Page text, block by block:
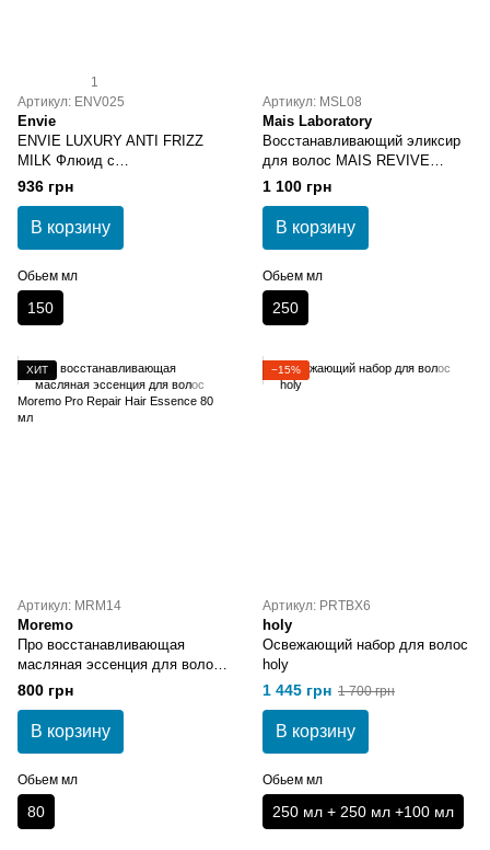
1
Артикул: ENV025
Envie
ENVIE LUXURY ANTI FRIZZ
MILK Флюид с
разглаживающим эффектом
936 грн
В корзину
Обьем мл
150
Артикул: MSL08
Mais Laboratory
Восстанавливающий эликсир
для волос MAIS REVIVE
ELIXIR HAIR TREATMENT 250
1 100 грн
В корзину
Обьем мл
250
ХИТ
Артикул: MRM14
Moremo
Про восстанавливающая
масляная эссенция для волос
Moremo Pro Repair Hair
Essence 80 мл
800 грн
В корзину
Обьем мл
80
−15%
Артикул: PRTBX6
holy
Освежающий набор для волос
holy
1 445 грн 1 700 грн
В корзину
Обьем мл
250 мл + 250 мл +100 мл